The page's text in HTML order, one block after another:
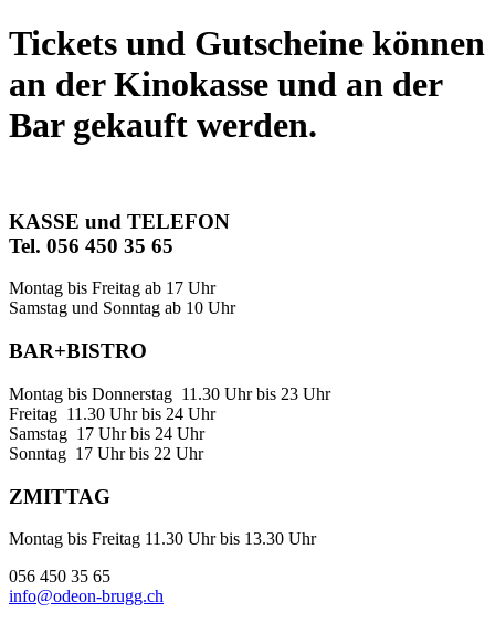
Tickets und Gutscheine können
an der Kinokasse und an der
Bar gekauft werden.
KASSE und TELEFON
Tel. 056 450 35 65
Montag bis Freitag ab 17 Uhr
Samstag und Sonntag ab 10 Uhr
BAR+BISTRO
Montag bis Donnerstag 11.30 Uhr bis 23 Uhr
Freitag 11.30 Uhr bis 24 Uhr
Samstag 17 Uhr bis 24 Uhr
Sonntag 17 Uhr bis 22 Uhr
ZMITTAG
Montag bis Freitag 11.30 Uhr bis 13.30 Uhr
056 450 35 65
info@odeon-brugg.ch